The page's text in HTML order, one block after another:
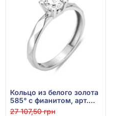
Кольцо из белого золота
585° с фианитом, арт.
140020б
27 107,50 грн